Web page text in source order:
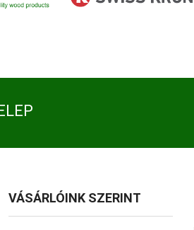
VÁSÁRLÓINK SZERINT